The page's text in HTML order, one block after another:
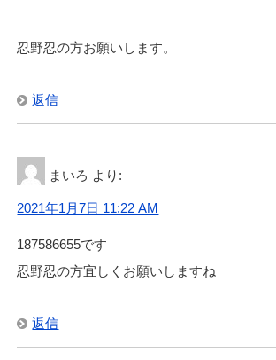
忍野忍の方お願いします。
返信
まいろ より:
2021年1月7日 11:22 AM
187586655です
忍野忍の方宜しくお願いしますね
返信